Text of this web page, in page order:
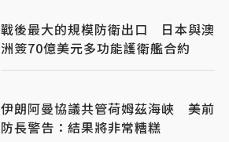
戰後最大的規模防衛出口 日本與澳
洲簽70億美元多功能護衛艦合約
伊朗阿曼協議共管荷姆茲海峽 美前
防長警告：結果將非常糟糕